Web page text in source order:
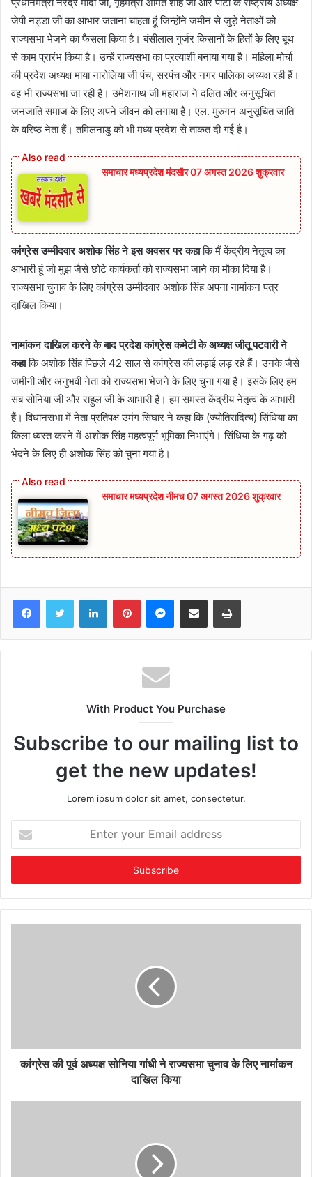
जेपी नड्डा जी का आभार जताना चाहता हूं जिन्होंने जमीन से जुड़े नेताओं को
राज्यसभा भेजने का फैसला किया है। बंसीलाल गुर्जर किसानों के हितों के लिए बूथ
से काम प्रारंभ किया है। उन्हें राज्यसभा का प्रत्याशी बनाया गया है। महिला मोर्चा
की प्रदेश अध्यक्ष माया नारोलिया जी पंच, सरपंच और नगर पालिका अध्यक्ष रही हैं।
वह भी राज्यसभा जा रही हैं। उमेशनाथ जी महाराज ने दलित और अनुसूचित
जनजाति समाज के लिए अपने जीवन को लगाया है। एल. मुरुगन अनुसूचित जाति
के वरिष्ठ नेता हैं। तमिलनाडु को भी मध्य प्रदेश से ताकत दी गई है।
समाचार मध्यप्रदेश मंदसौर 07 अगस्त 2026 शुक्रवार
कांग्रेस उम्मीदवार अशोक सिंह ने इस अवसर पर कहाकि मैं केंद्रीय नेतृत्व का
आभारी हूं जो मुझ जैसे छोटे कार्यकर्ता को राज्यसभा जाने का मौका दिया है।
राज्यसभा चुनाव के लिए कांग्रेस उम्मीदवार अशोक सिंह अपना नामांकन पत्र
दाखिल किया।
नामांकन दाखिल करने के बाद प्रदेश कांग्रेस कमेटी के अध्यक्ष जीतू पटवारी ने
कहाकि अशोक सिंह पिछले 42 साल से कांग्रेस की लड़ाई लड़ रहे हैं। उनके जैसे
जमीनी और अनुभवी नेता को राज्यसभा भेजने के लिए चुना गया है। इसके लिए हम
सब सोनिया जी और राहुल जी के आभारी हैं। हम समस्त केंद्रीय नेतृत्व के आभारी
हैं। विधानसभा में नेता प्रतिपक्ष उमंग सिंघार ने कहा कि (ज्योतिरादित्य) सिंधिया का
किला ध्वस्त करने में अशोक सिंह महत्वपूर्ण भूमिका निभाएंगे। सिंधिया के गढ़ को
भेदने के लिए ही अशोक सिंह को चुना गया है।
समाचार मध्यप्रदेश नीमच 07 अगस्त 2026 शुक्रवार
FacebookTwitter LinkedInPinterestMessenger
Share via Email Print
With Product You Purchase
Subscribe to our mailing list to
get the new updates!
Lorem ipsum dolor sit amet, consectetur.
your
Email
कांग्रेस की पूर्व अध्यक्ष सोनिया गांधी ने राज्यसभा चुनाव के लिए नामांकन
दाखिल किया